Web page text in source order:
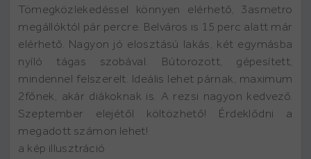
Tömegközlekedéssel könnyen elérhető, 3asmetro
megállóktól pár percre. Belváros is 15 perc alatt már
elérhető. Nagyon jó elosztású lakás, két egymásba
nyíló tágas szobával. Bútorozott, gépesített,
mindennel felszerelt. Ideális lehet párnak, maximum
2főnek, akár diákoknak is. A rezsi nagyon kedvező.
Szeptember elejétől költözhető! Érdeklődni a
megadott számon lehet!
a kép illusztráció